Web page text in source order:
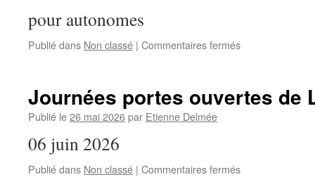
pour autonomes
Publié dans Non classé | Commentaires ferméssur
Beez
Journées portes ouvertes de
Publié le26 mai 2026par Etienne Delmée
06 juin 2026
Publié dans Non classé | Commentaires ferméssur